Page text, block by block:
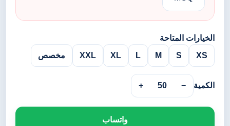
الخيارات المتاحة
XS
S
M
L
XL
XXL مخصص
الكمية −
50
+
واتساب